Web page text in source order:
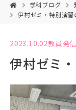
学科ブログ
伊村ゼミ・特別演習
2023.10.02教員発信
伊村ゼミ